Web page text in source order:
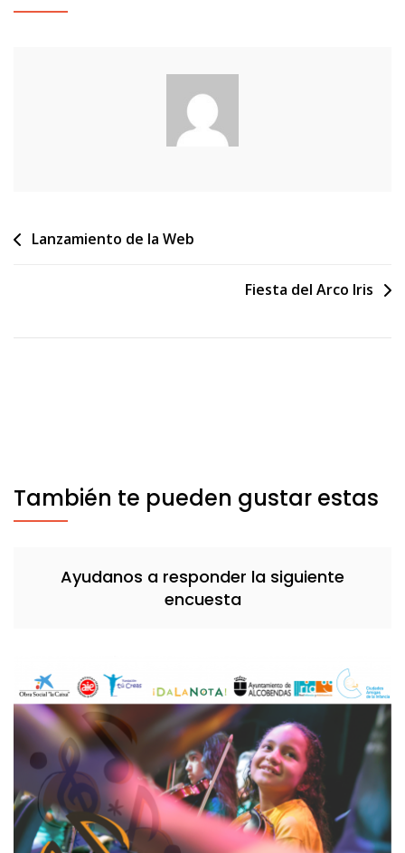
Navegación
Lanzamiento de la Web
Fiesta del Arco Iris
También te pueden gustar estas
Ayudanos a responder la siguiente
encuesta